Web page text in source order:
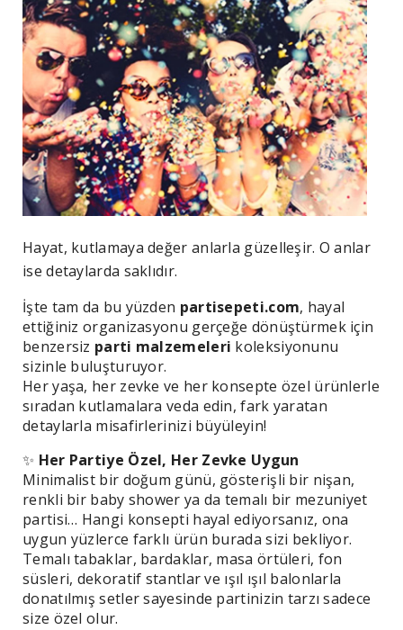
Hayat, kutlamaya değer anlarla güzelleşir. O anlar
ise detaylarda saklıdır.
İşte tam da bu yüzden partisepeti.com, hayal
ettiğiniz organizasyonu gerçeğe dönüştürmek için
benzersiz parti malzemeleri koleksiyonunu
sizinle buluşturuyor.
Her yaşa, her zevke ve her konsepte özel ürünlerle
sıradan kutlamalara veda edin, fark yaratan
detaylarla misafirlerinizi büyüleyin!
✨ Her Partiye Özel, Her Zevke Uygun
Minimalist bir doğum günü, gösterişli bir nişan,
renkli bir baby shower ya da temalı bir mezuniyet
partisi… Hangi konsepti hayal ediyorsanız, ona
uygun yüzlerce farklı ürün burada sizi bekliyor.
Temalı tabaklar, bardaklar, masa örtüleri, fon
süsleri, dekoratif stantlar ve ışıl ışıl balonlarla
donatılmış setler sayesinde partinizin tarzı sadece
size özel olur.